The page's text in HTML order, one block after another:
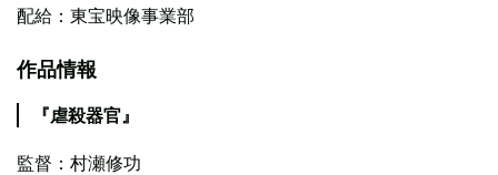
配給：東宝映像事業部
作品情報
『虐殺器官』
監督：村瀬修功